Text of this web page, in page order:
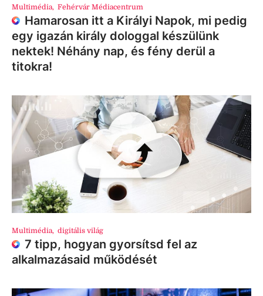
Multimédia, Fehérvár Médiacentrum
Hamarosan itt a Királyi Napok, mi pedig
egy igazán király dologgal készülünk
nektek! Néhány nap, és fény derül a
titokra!
Multimédia, digitális világ
7 tipp, hogyan gyorsítsd fel az
alkalmazásaid működését